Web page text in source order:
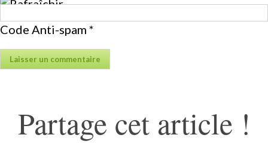
Code Anti-spam *
Partage cet article !